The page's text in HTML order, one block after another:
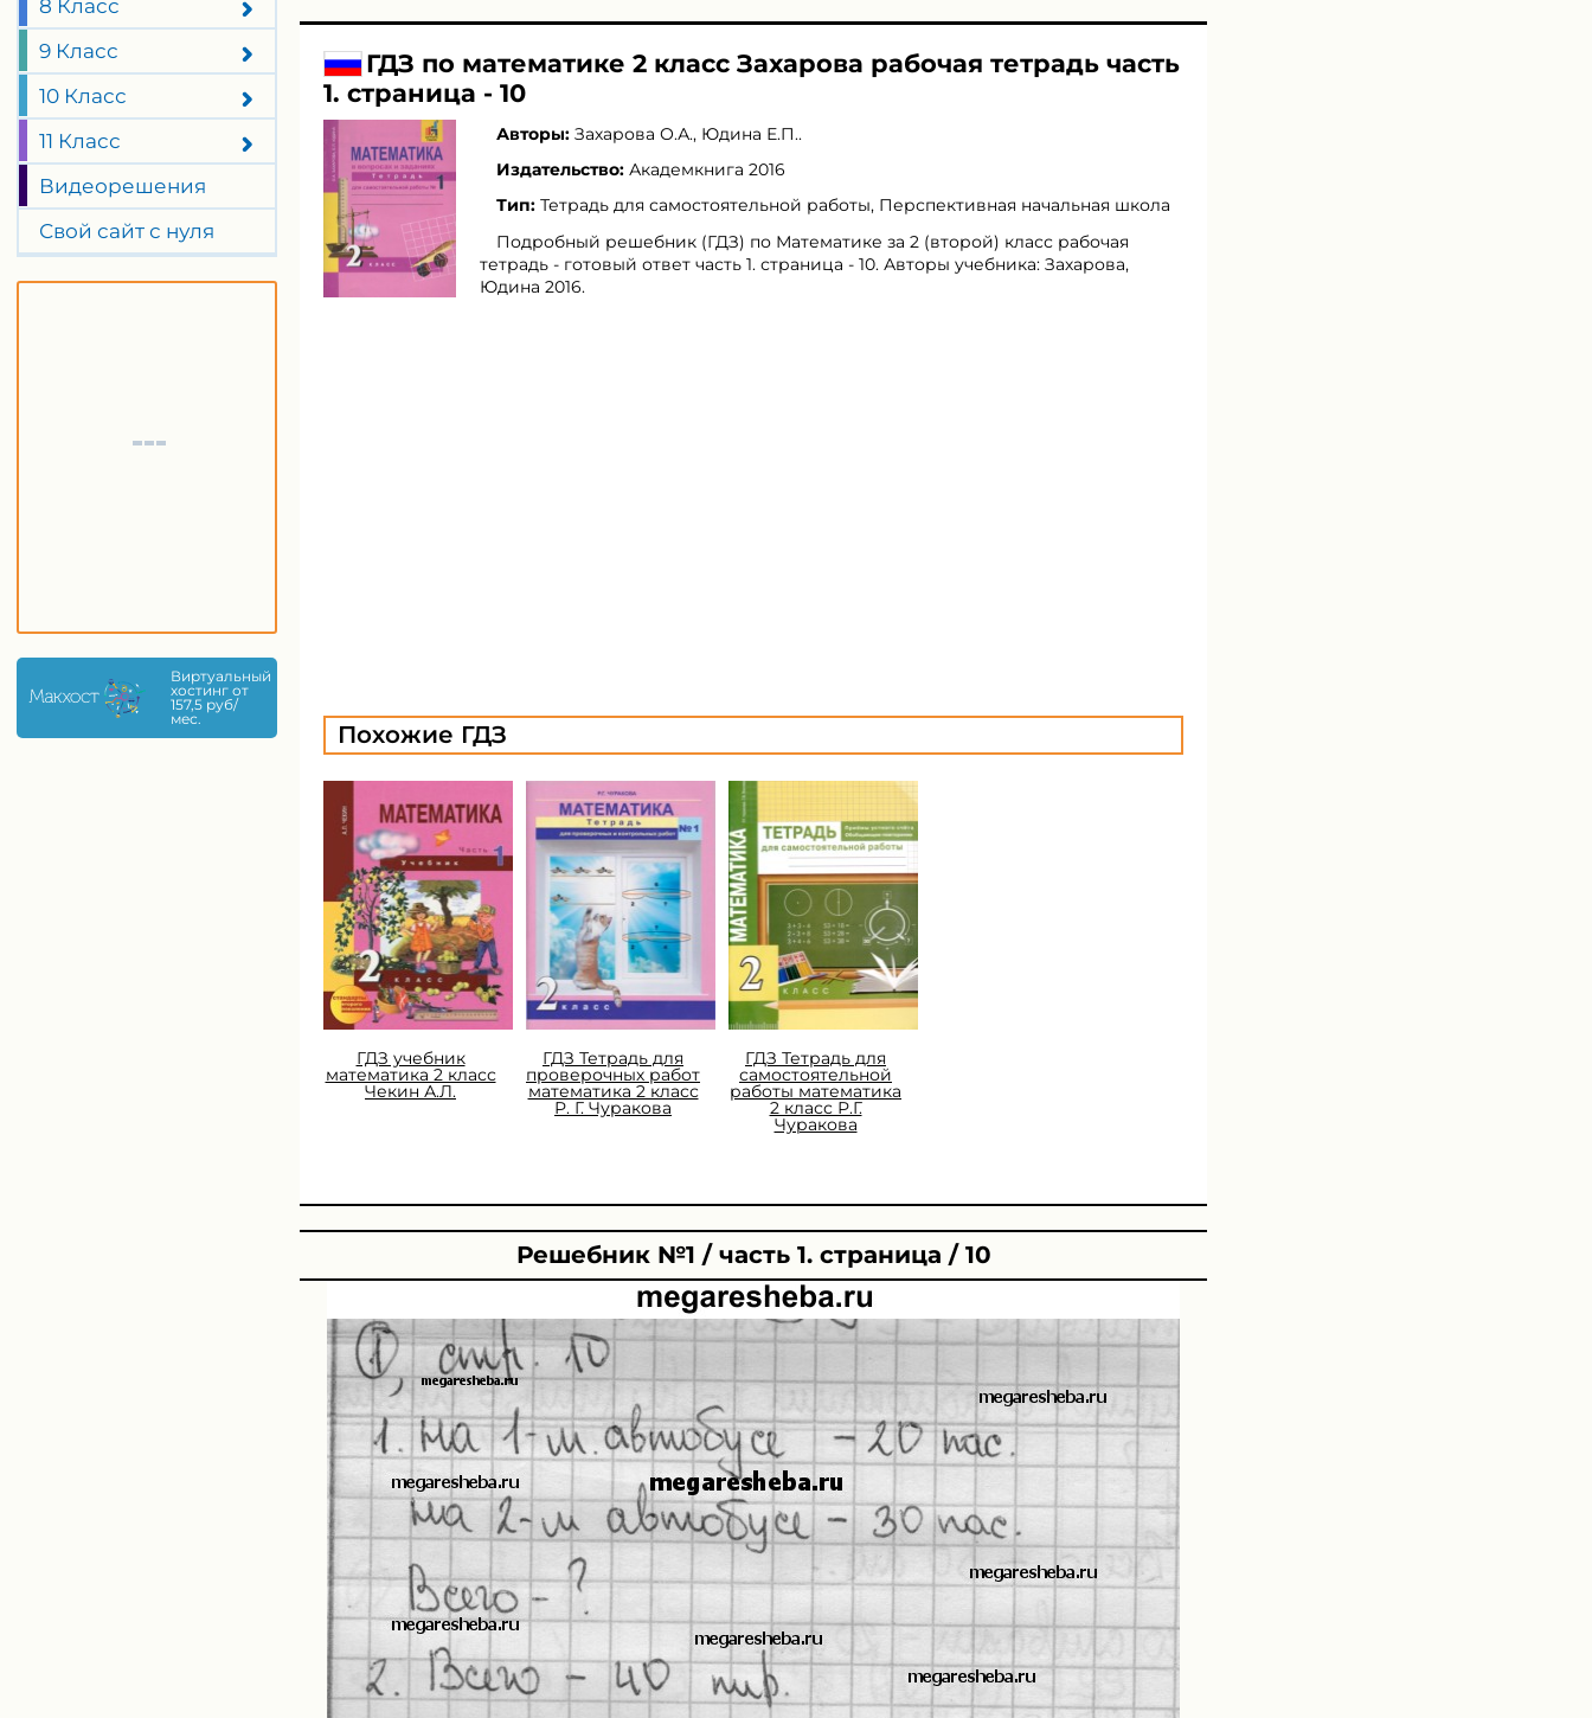
8 Класс
9 Класс
10 Класс
11 Класс
Видеорешения
Свой сайт с нуля
Виртуальный
хостинг от
157,5 руб/
мес.
ГДЗ по математике 2 класс Захарова рабочая тетрадь часть
1. страница - 10
Авторы: Захарова О.А., Юдина Е.П..
Издательство: Академкнига 2016
Тип: Тетрадь для самостоятельной работы, Перспективная начальная школа
Подробный решебник (ГДЗ) по Математике за 2 (второй) класс рабочая
тетрадь - готовый ответ часть 1. страница - 10. Авторы учебника: Захарова,
Юдина 2016.
Похожие ГДЗ
ГДЗ учебник
математика 2 класс
Чекин А.Л.
ГДЗ Тетрадь для
проверочных работ
математика 2 класс
Р. Г. Чуракова
ГДЗ Тетрадь для
самостоятельной
работы математика
2 класс Р.Г.
Чуракова
Решебник №1 / часть 1. страница / 10